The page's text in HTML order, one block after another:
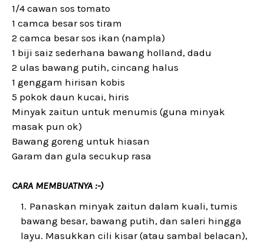
1/4 cawan sos tomato
1 camca besar sos tiram
2 camca besar sos ikan (nampla)
1 biji saiz sederhana bawang holland, dadu
2 ulas bawang putih, cincang halus
1 genggam hirisan kobis
5 pokok daun kucai, hiris
Minyak zaitun untuk menumis (guna minyak
masak pun ok)
Bawang goreng untuk hiasan
Garam dan gula secukup rasa
CARA MEMBUATNYA :-)
Panaskan minyak zaitun dalam kuali, tumis
bawang besar, bawang putih, dan saleri hingga
layu. Masukkan cili kisar (atau sambal belacan),